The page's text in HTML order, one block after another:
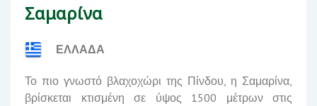
Σαμαρίνα
ΕΛΛΑΔΑ
Το πιο γνωστό βλαχοχώρι της Πίνδου, η Σαμαρίνα,
βρίσκεται κτισμένη σε ύψος 1500 μέτρων στις